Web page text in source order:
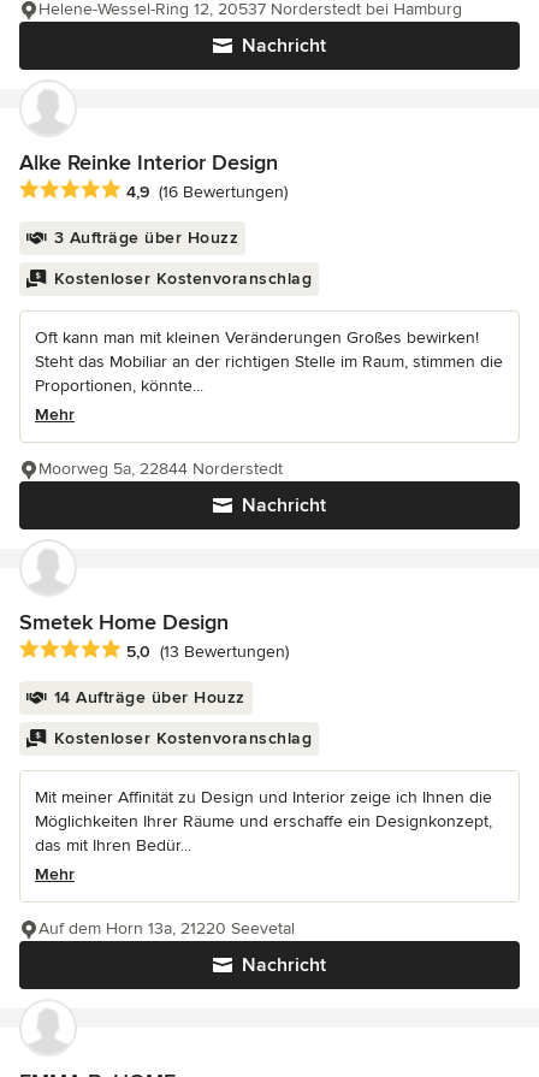
Nachricht
Helene-Wessel-Ring 12, 20537 Norderstedt bei Hamburg
Alke Reinke Interior Design
Durchschnittliche Bewertung: 4.9 von 5 Sternen
4,9 (16 Bewertungen)
3 Aufträge über Houzz
Kostenloser Kostenvoranschlag
Oft kann man mit kleinen Veränderungen Großes bewirken!
Steht das Mobiliar an der richtigen Stelle im Raum, stimmen die
Proportionen, könnte...
Mehr
Nachricht
Moorweg 5a, 22844 Norderstedt
Smetek Home Design
Durchschnittliche Bewertung: 5 von 5 Sternen
5,0 (13 Bewertungen)
14 Aufträge über Houzz
Kostenloser Kostenvoranschlag
Mit meiner Affinität zu Design und Interior zeige ich Ihnen die
Möglichkeiten Ihrer Räume und erschaffe ein Designkonzept,
das mit Ihren Bedür...
Mehr
Nachricht
Auf dem Horn 13a, 21220 Seevetal